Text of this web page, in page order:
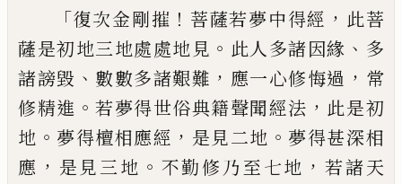
「復次金剛摧 ！ 菩薩若夢中得經 ， 此菩
薩是初地三地處處地見 。 此人多諸因緣 、 多
諸謗毀 、 數數多諸艱難 ， 應一心修悔過 ， 常
修精進 。若夢得世俗典籍聲聞經法 ， 此是初
地 。 夢得檀相應經 ， 是見二地 。 夢得甚深相
應 ， 是見三地 。 不勤修乃至七地 ， 若諸天